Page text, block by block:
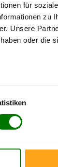
für
zu
Unsere
oder die
ENplus-